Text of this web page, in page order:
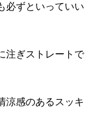
必ずといっていい
注ぎストレートで
涼感のあるスッキ